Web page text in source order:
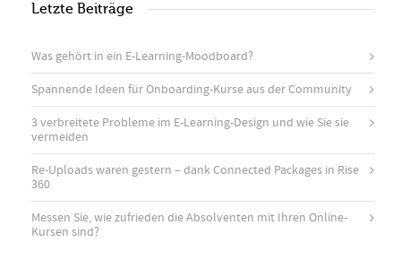
Letzte Beiträge
Was gehört in ein E-Learning-Moodboard?
Spannende Ideen für Onboarding-Kurse aus der Community
3 verbreitete Probleme im E-Learning-Design und wie Sie sie
vermeiden
Re-Uploads waren gestern – dank Connected Packages in Rise
360
Messen Sie, wie zufrieden die Absolventen mit Ihren Online-
Kursen sind?